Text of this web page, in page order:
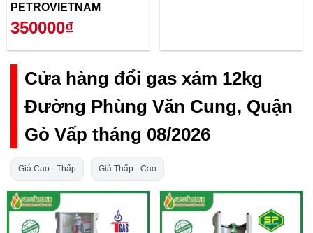
PETROVIETNAM
350000₫
Cửa hàng đổi gas xám 12kg
Đường Phùng Văn Cung, Quận
Gò Vấp tháng 08/2026
Giá Cao - Thấp Giá Thấp - Cao